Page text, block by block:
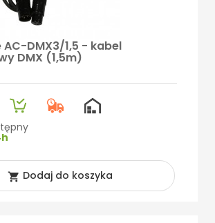
DMX3/1,5 - kabel
DMX (1,5m)
 Dodaj do koszyka